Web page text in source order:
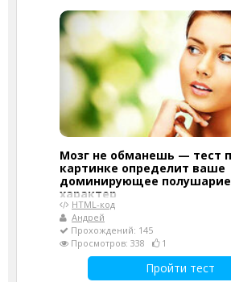
Мозг не обманешь — тест
картинке определит ваше
доминирующее
характер
HTML-код
Андрей
Прохождений: 145
Просмотров: 338
1
Пройти тест